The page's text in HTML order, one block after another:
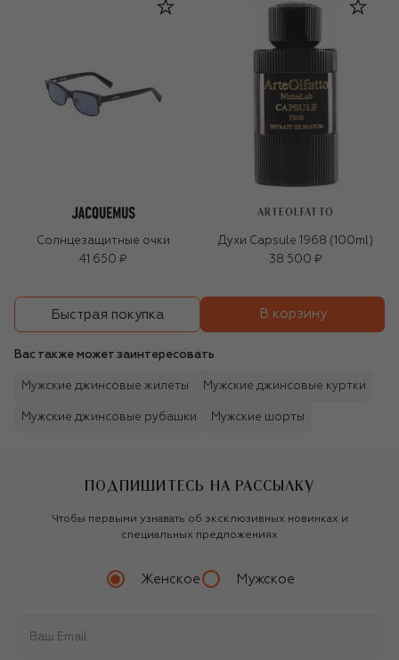
Солнцезащитные очки
41 650 ₽
ARTEOLFATTO
Духи Capsule 1968 (100ml)
38 500 ₽
Быстрая покупка В корзину
Вас также может заинтересовать
Мужские джинсовые жилеты Мужские джинсовые куртки
Мужские джинсовые рубашки Мужские шорты
ПОДПИШИТЕСЬ НА РАССЫЛКУ
Чтобы первыми узнавать об эксклюзивных новинках и
специальных предложениях
Женское Мужское